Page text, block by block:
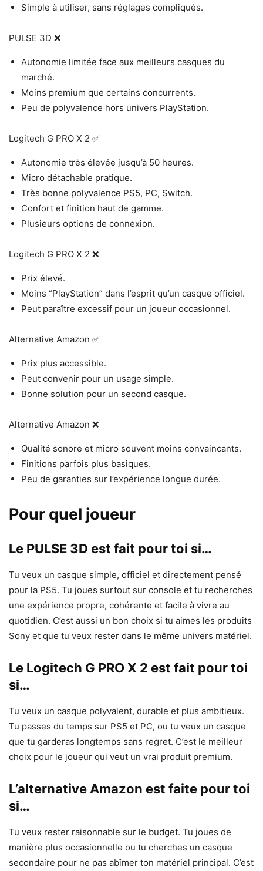
Simple à utiliser, sans réglages compliqués.
PULSE 3D ❌
Autonomie limitée face aux meilleurs casques du
marché.
Moins premium que certains concurrents.
Peu de polyvalence hors univers PlayStation.
Logitech G PRO X 2 ✅
Autonomie très élevée jusqu’à 50 heures.
Micro détachable pratique.
Très bonne polyvalence PS5, PC, Switch.
Confort et finition haut de gamme.
Plusieurs options de connexion.
Logitech G PRO X 2 ❌
Prix élevé.
Moins “PlayStation” dans l’esprit qu’un casque officiel.
Peut paraître excessif pour un joueur occasionnel.
Alternative Amazon ✅
Prix plus accessible.
Peut convenir pour un usage simple.
Bonne solution pour un second casque.
Alternative Amazon ❌
Qualité sonore et micro souvent moins convaincants.
Finitions parfois plus basiques.
Peu de garanties sur l’expérience longue durée.
Pour quel joueur
Le PULSE 3D est fait pour toi si…
Tu veux un casque simple, officiel et directement pensé
pour la PS5. Tu joues surtout sur console et tu recherches
une expérience propre, cohérente et facile à vivre au
quotidien. C’est aussi un bon choix si tu aimes les produits
Sony et que tu veux rester dans le même univers matériel.
Le Logitech G PRO X 2 est fait pour toi
si…
Tu veux un casque polyvalent, durable et plus ambitieux.
Tu passes du temps sur PS5 et PC, ou tu veux un casque
que tu garderas longtemps sans regret. C’est le meilleur
choix pour le joueur qui veut un vrai produit premium.
L’alternative Amazon est faite pour toi
si…
Tu veux rester raisonnable sur le budget. Tu joues de
manière plus occasionnelle ou tu cherches un casque
secondaire pour ne pas abîmer ton matériel principal. C’est